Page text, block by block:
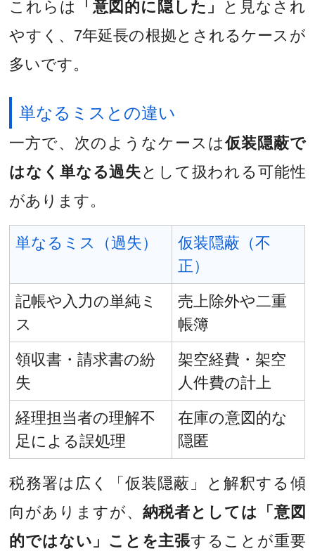
これらは 「意図的に隠した」
と見なされ
やすく、7年延長の根拠とされるケースが
多いです。
単なるミスとの違い
一方で、次のようなケースは仮装隠蔽で
はなく単なる過失として扱われる可能性
があります。
単なるミス（過失）
仮装隠蔽（不
正）
記帳や入力の単純ミ
ス
売上除外や二重
帳簿
領収書・請求書の紛
失
架空経費・架空
人件費の計上
経理担当者の理解不
足による誤処理
在庫の意図的な
隠匿
税務署は広く「仮装隠蔽」と解釈する傾
向がありますが、 納税者としては「意図
的ではない」ことを主張することが重要